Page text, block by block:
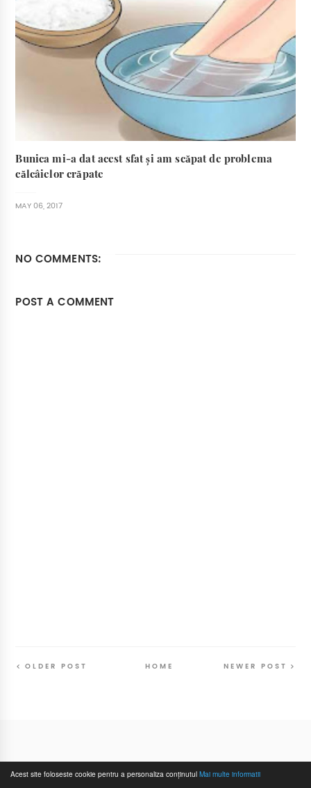
Acest site foloseste cookie pentru a personaliza conținutul Mai multe informatii
Bunica mi-a dat acest sfat și am scăpat de problema
călcâielor crăpate
MAY 06, 2017
NO COMMENTS:
POST A COMMENT
NEWER POST
OLDER POST HOME